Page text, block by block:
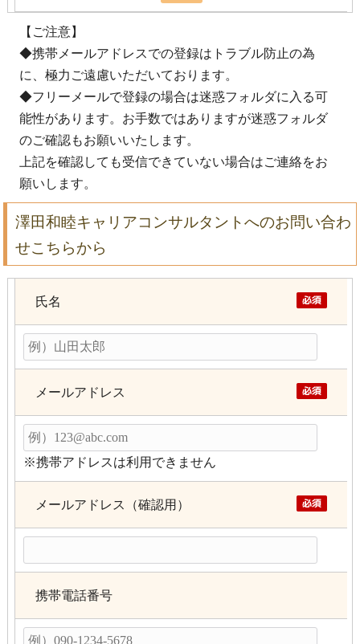
【ご注意】
◆携帯メールアドレスでの登録はトラブル防止の為
に、極力ご遠慮いただいております。
◆フリーメールで登録の場合は迷惑フォルダに入る可
能性があります。お手数ではありますが迷惑フォルダ
のご確認もお願いいたします。
上記を確認しても受信できていない場合はご連絡をお
願いします。
澤田和睦キャリアコンサルタントへのお問い合わ
せこちらから
氏名
メールアドレス
※携帯アドレスは利用できません
メールアドレス（確認用）
携帯電話番号